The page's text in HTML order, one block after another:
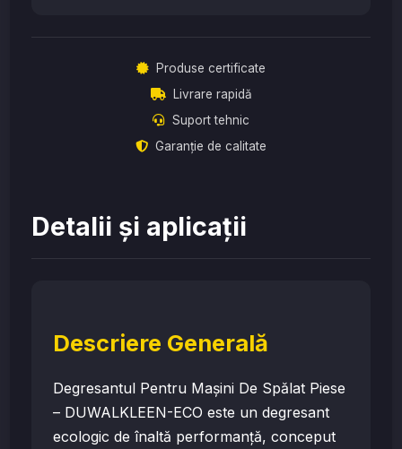
Produse certificate
Livrare rapidă
Suport tehnic
Garanție de calitate
Detalii și aplicații
Descriere Generală
Degresantul Pentru Mașini De Spălat Piese
– DUWALKLEEN-ECO este un degresant
ecologic de înaltă performanță, conceput